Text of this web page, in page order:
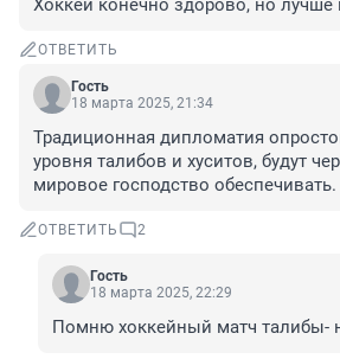
Хоккей конечно здорово, но лучше
ОТВЕТИТЬ
Гость
18 марта 2025, 21:34
Традиционная дипломатия
уровня талибов и хуситов, будут
мировое господство обеспечивать.
ОТВЕТИТЬ 2
Гость
18 марта 2025, 22:29
Помню хоккейный матч талибы-